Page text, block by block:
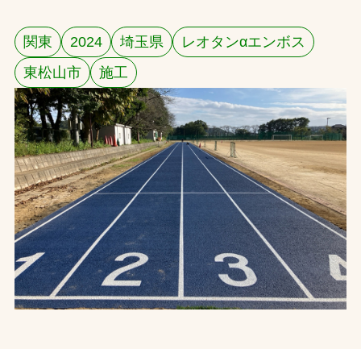
採用情報
お問合せ
お取引先の皆様へ
プライバシーポリシー
ソーシャルメディアポリシー
Instagram
FacebookYouTube
関東 2024 埼玉県
レオタンαエンボス
東松山市
施工